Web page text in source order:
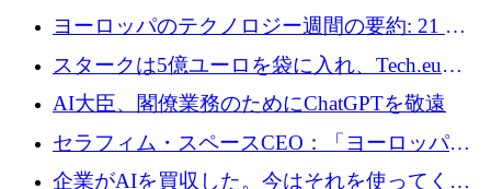
10社
ヨーロッパのテクノロジー週間の要約: 21 億
ユーロの取引と Tech.eu Funding Explorer
スタークは5億ユーロを袋に入れ、Tech.eu
Funding Explorerの立ち上げ、そしてルクセン
ブルクの大きな野望
AI大臣、閣僚業務のためにChatGPTを敬遠
セラフィム・スペースCEO：「ヨーロッパは
追いつきつつある」
企業がAIを買収した。今はそれを使ってくれ